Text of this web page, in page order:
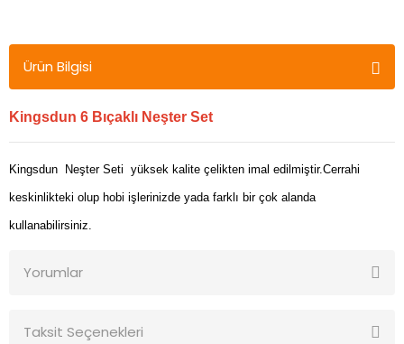
Ürün Bilgisi
Kingsdun 6 Bıçaklı Neşter Set
Kingsdun Neşter Seti yüksek kalite çelikten imal edilmiştir.Cerrahi
keskinlikteki olup hobi işlerinizde yada farklı bir çok alanda
kullanabilirsiniz.
Yorumlar
Taksit Seçenekleri